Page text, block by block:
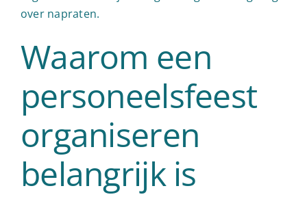
over napraten.
Waarom een
personeelsfeest
organiseren
belangrijk is